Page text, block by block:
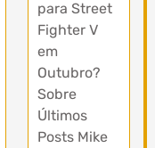
para Street
Fighter V
em
Outubro?
Sobre
Últimos
Posts Mike